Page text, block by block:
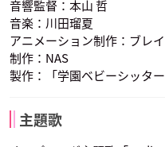
牛丸 雪
犀川恵吾
音響監督：本山 哲
音楽：川田瑠夏
アニメーション制作：ブレ
制作：NAS
製作：「学園ベビーシッタ
主題歌